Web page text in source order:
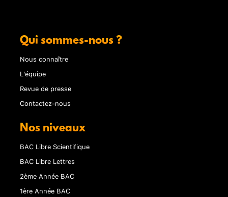
Qui sommes-nous ?
Nous connaître
L'équipe
Revue de presse
Contactez-nous
Nos niveaux
BAC Libre Scientifique
BAC Libre Lettres
2ème Année BAC
1ère Année BAC